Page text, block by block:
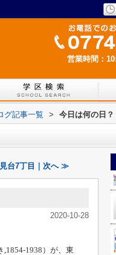
営業時間：
グ記事一覧 > 今日は何の日？
台7丁目｜次へ ≫
2020-10-28
1938）が、東